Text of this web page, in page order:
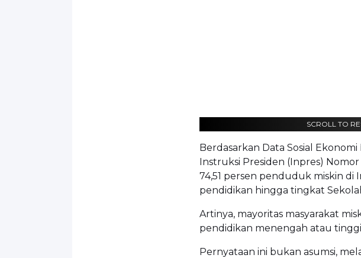
SCROLL TO
Berdasarkan Data Sosial
Instruksi Presiden (Inpres)
74,51 persen penduduk miskin di
pendidikan hingga tingkat
Artinya, mayoritas masyarakat
pendidikan menengah atau
Pernyataan ini bukan asumsi,